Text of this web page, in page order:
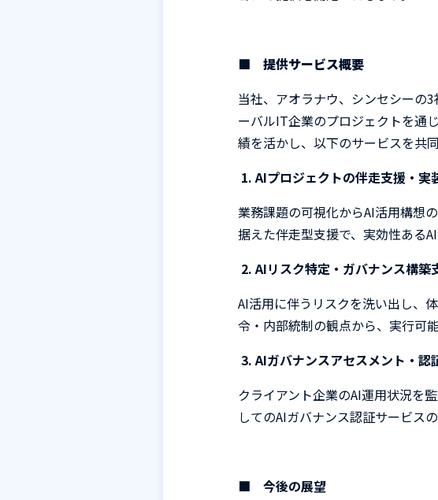
■ 提供サービス概要
当社、アオラナウ、シンセシーの3
ーバルIT企業のプロジェクトを通じ
績を活かし、以下のサービスを共
1. AIプロジェクトの伴走支援・実
業務課題の可視化からAI活用構想
据えた伴走型支援で、実効性あるAI
2. AIリスク特定・ガバナンス構築
AI活用に伴うリスクを洗い出し、
令・内部統制の観点から、実行可
3. AIガバナンスアセスメント・認
クライアント企業のAI運用状況を
してのAIガバナンス認証サービス
■ 今後の展望